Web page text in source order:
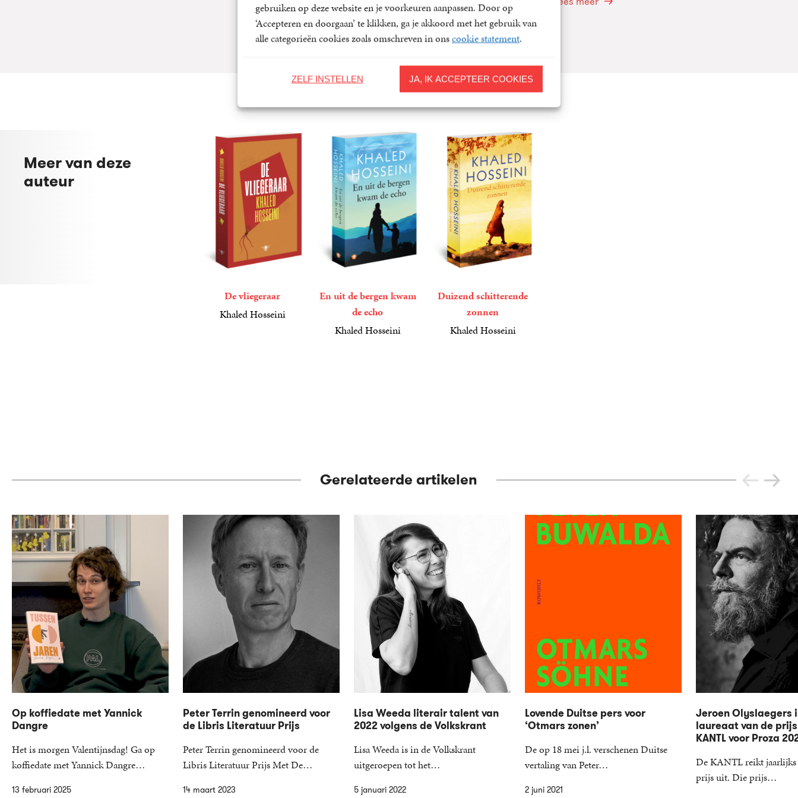
gebruiken op deze website en je voorkeuren aanpassen. Door op
‘Accepteren en doorgaan’ te klikken, ga je akkoord met het gebruik van
alle categorieën cookies zoals omschreven in onscookie statement.
JA, IK ACCEPTEER COOKIES
ZELF INSTELLEN
Meer van deze
auteur
De vliegeraar
Khaled Hosseini
En uit de bergen kwam
de echo
Khaled Hosseini
Duizend schitterende
zonnen
Khaled Hosseini
Gerelateerde artikelen
13 februari 2025
Op koffiedate met Yannick
Dangre
Het is morgen Valentijnsdag! Ga op
koffiedate met Yannick Dangre…
14 maart 2023
Peter Terrin genomineerd voor
de Libris Literatuur Prijs
Peter Terrin genomineerd voor de
Libris Literatuur Prijs Met De…
5 januari 2022
Lisa Weeda literair talent van
2022 volgens de Volkskrant
Lisa Weeda is in de Volkskrant
uitgeroepen tot het…
2 juni 2021
Lovende Duitse pers voor
‘Otmars zonen’
De op 18 mei j.l. verschenen Duitse
vertaling van Peter…
Jeroen Olyslaegers
laureaat van de
KANTL voor Proza
De KANTL reikt jaarlijks
prijs uit. Die prijs…